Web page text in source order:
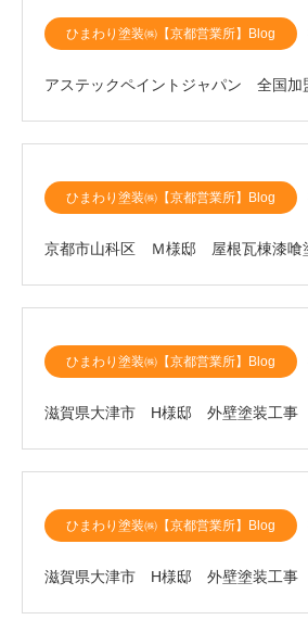
ひまわり塗装㈱【京都営業所】Blog
アステックペイントジャパン 全国
ひまわり塗装㈱【京都営業所】Blog
京都市山科区 Ｍ様邸 屋根瓦棟漆喰
ひまわり塗装㈱【京都営業所】Blog
滋賀県大津市 H様邸 外壁塗装工事
ひまわり塗装㈱【京都営業所】Blog
滋賀県大津市 H様邸 外壁塗装工事